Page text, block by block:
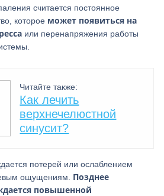
считается постоянное
которое может появиться на
или перенапряжения работы
Читайте также:
Как лечить
верхнечелюстной
синусит?
потерей или ослаблением
ощущениям. Позднее
повышенной